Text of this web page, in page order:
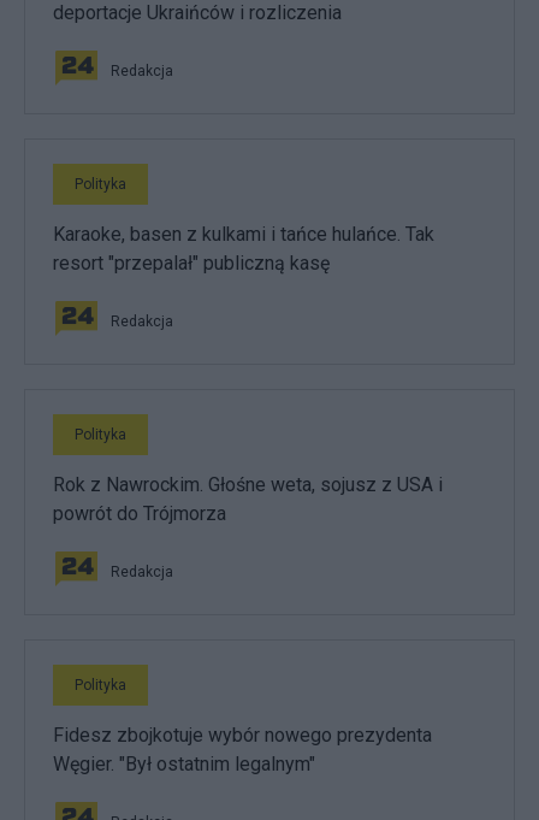
deportacje Ukraińców i rozliczenia
Redakcja
Polityka
Karaoke, basen z kulkami i tańce hulańce. Tak
resort "przepalał" publiczną kasę
Redakcja
Polityka
Rok z Nawrockim. Głośne weta, sojusz z USA i
powrót do Trójmorza
Redakcja
Polityka
Fidesz zbojkotuje wybór nowego prezydenta
Węgier. "Był ostatnim legalnym"